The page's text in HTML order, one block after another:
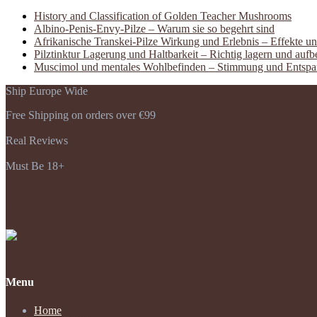
History and Classification of Golden Teacher Mushrooms
Albino-Penis-Envy-Pilze – Warum sie so begehrt sind
Afrikanische Transkei-Pilze Wirkung und Erlebnis – Effekte
Pilztinktur Lagerung und Haltbarkeit – Richtig lagern und
Muscimol und mentales Wohlbefinden – Stimmung und
Ship Europe Wide
Free Shipping on orders over €99
Real Reviews
Must Be 18+
Menu
Home